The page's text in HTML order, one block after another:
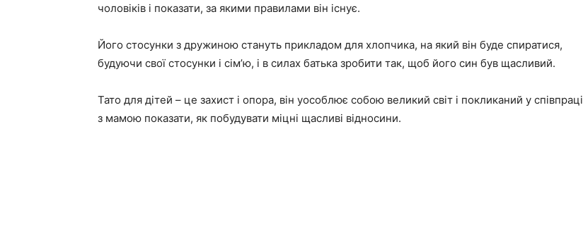
чоловіків і показати, за якими правилами він існує.
Його стосунки з дружиною стануть прикладом для хлопчика, на який він буде спиратися,
будуючи свої стосунки і сім’ю, і в силах батька зробити так, щоб його син був щасливий.
Тато для дітей – це захист і опора, він уособлює собою великий світ і покликаний у співпраці
з мамою показати, як побудувати міцні щасливі відносини.